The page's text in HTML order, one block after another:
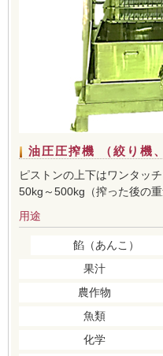
油圧圧搾機 （絞り機
ピストンの上下はワンタッチ
50kg～500kg（搾った後の
用途
餡（あんこ）
果汁
農作物
魚類
化学